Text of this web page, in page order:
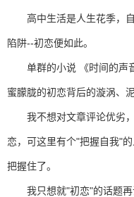
高中生活是人生花季，自
陷阱--初恋便如此。
单群的小说 《时间的声
蜜朦胧的初恋背后的漩涡、
我不想对文章评论优劣，
恋，可这里有个"把握自我"
把握住了。
我只想就"初恋"的话题再